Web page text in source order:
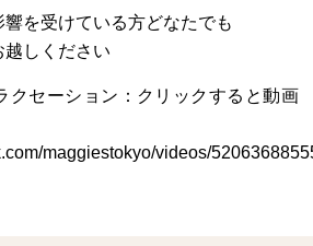
を受けている方どなたでも
しください
クセーション：クリックすると動画
maggiestokyo/videos/